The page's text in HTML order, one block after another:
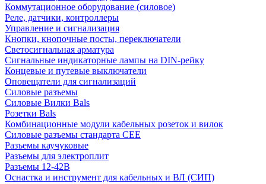
Коммутационное оборудование (силовое)
Реле, датчики, контроллеры
Управление и сигнализация
Кнопки, кнопочные посты, переключатели
Светосигнальная арматура
Сигнальные индикаторные лампы на DIN-рейку
Концевые и путевые выключатели
Оповещатели для сигнализаций
Силовые разъемы
Силовые Вилки Bals
Розетки Bals
Комбинационные модули кабельных розеток и вилок
Силовые разъемы стандарта CEE
Разъемы каучуковые
Разъемы для электроплит
Разъемы 12-42В
Оснастка и инструмент для кабельных и ВЛ (СИП)